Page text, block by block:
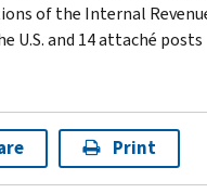
of the Internal
U.S. and 14 attaché posts
Print